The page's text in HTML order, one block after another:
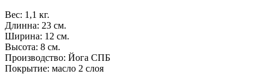
Вес: 1,1 кг.
Длинна: 23 см.
Ширина: 12 см.
Высота: 8 см.
Производство: Йога СПБ
Покрытие: масло 2 слоя